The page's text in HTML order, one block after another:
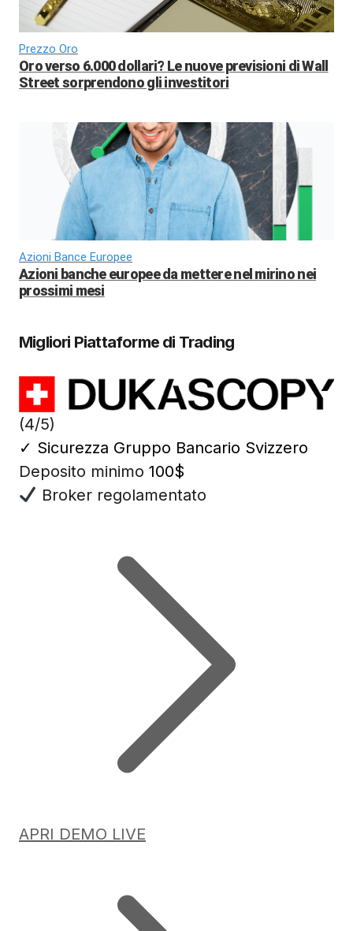
Prezzo Oro
Oro verso 6.000 dollari? Le nuove previsioni di Wall
Street sorprendono gli investitori
Azioni Bance Europee
Azioni banche europee da mettere nel mirino nei
prossimi mesi
Migliori Piattaforme di Trading
(4/5)
✓ Sicurezza Gruppo Bancario Svizzero
Deposito minimo 100$
Broker regolamentato
APRI DEMO LIVE